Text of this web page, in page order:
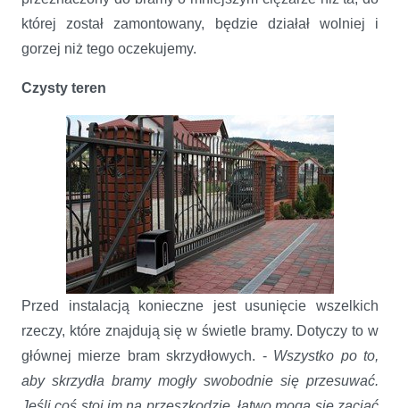
której został zamontowany, będzie działał wolniej i
gorzej niż tego oczekujemy.
Czysty teren
Przed instalacją konieczne jest usunięcie wszelkich
rzeczy, które znajdują się w świetle bramy. Dotyczy to w
głównej mierze bram skrzydłowych. - Wszystko po to,
aby skrzydła bramy mogły swobodnie się przesuwać.